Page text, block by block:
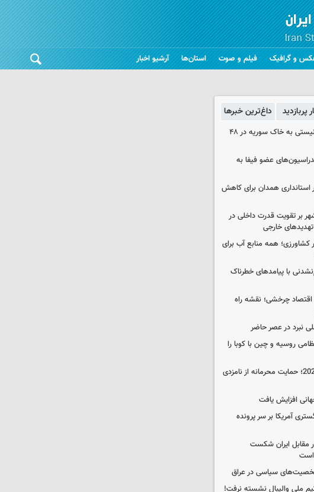
و گرافیک فیلم و صوت استان‌ها آرشیو اخبار
پربازدید داغ‌ترین خبرها
۱۷ تجاوز رژیم صهیونیستی به خاک سوریه در ۴۸
عضو فیفا به
استانداری همدان برای کاهش
بر تقویت قدرت داخلی در
تهدیدهای خارجی
کشاورزی؛ همه منابع آب برای
با پیامدهای خطرناک
چرخشی؛ نقشه راه
نبرد در عصر حاضر
روسیه و چین با کوبا را
نسخه ترامپ برای 2028؛ حمایت محرمانه از نامزدی
افزایش یافت
آمریکا بر سر پرونده
مقابل ایران شکست
است
شخصیت‌های سیاسی در عراق
ملی والیبال نشسته نرفت!